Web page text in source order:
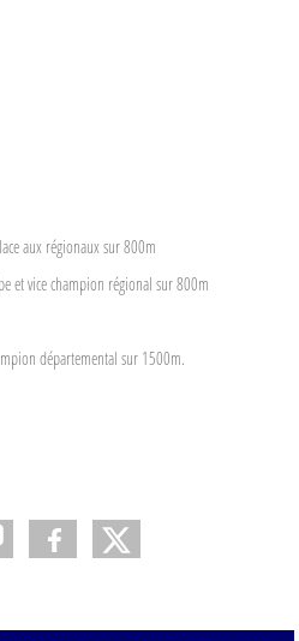
aux régionaux sur 800m
et vice champion régional sur 800m
départemental sur 1500m.